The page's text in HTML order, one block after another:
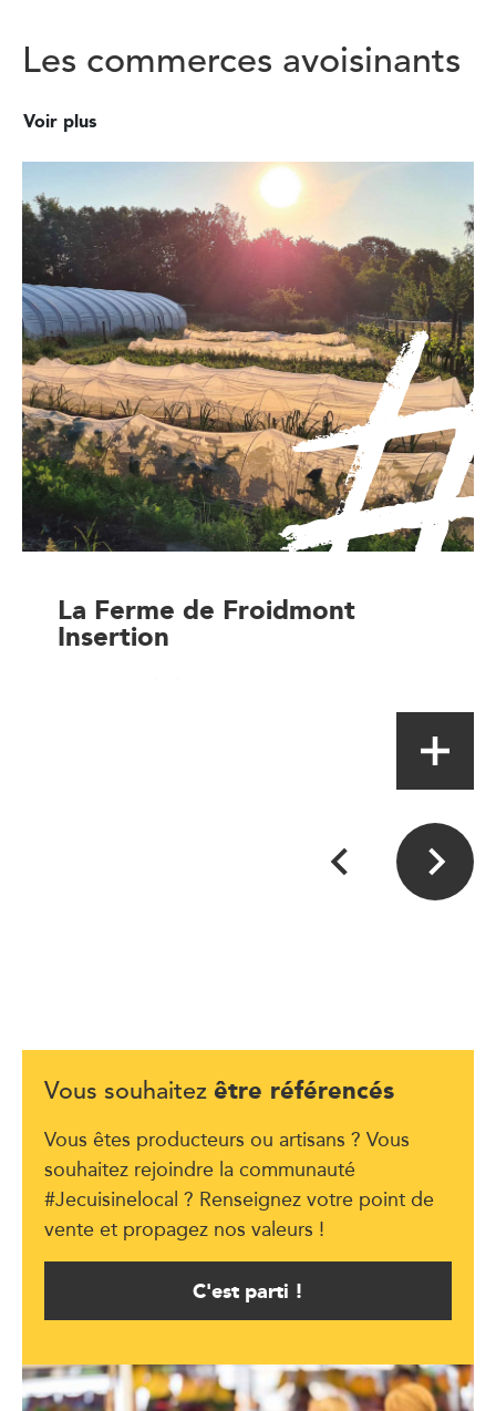
Les commerces avoisinants
Voir plus
La Ferme de Froidmont
Insertion
Vous souhaitez être référencés
Vous êtes producteurs ou artisans ? Vous
souhaitez rejoindre la communauté
#Jecuisinelocal ? Renseignez votre point de
vente et propagez nos valeurs !
C'est parti !